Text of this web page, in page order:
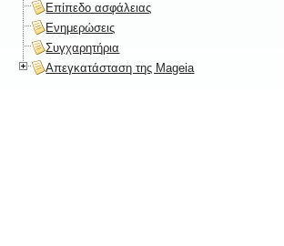
Επίπεδο ασφάλειας
Ενημερώσεις
Συγχαρητήρια
Απεγκατάσταση της Mageia